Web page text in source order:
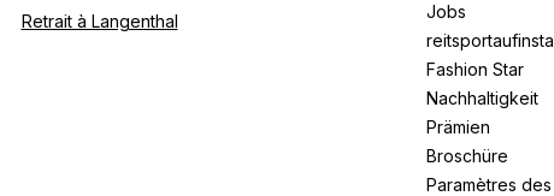
Retrait à Langenthal
Jobs
reitsportaufinsta
Fashion Star
Nachhaltigkeit
Prämien
Broschüre
Paramètres